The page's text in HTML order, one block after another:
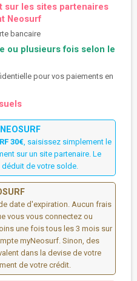
sur les sites partenaires
Neosurf
bancaire
ou plusieurs fois selon le
pour vos paiements en
30€ , saisissez simplement le
sur un site partenaire. Le
de votre solde.
date d'expiration. Aucun frais
vous vous connectez ou
une fois tous les 3 mois sur
myNeosurf. Sinon, des
dans la devise de votre
de votre crédit.